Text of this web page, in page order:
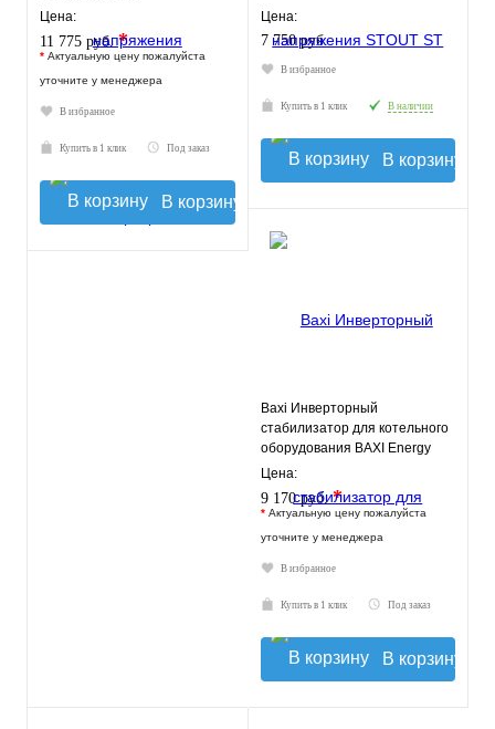
Цена:
11 775 руб.*
* Актуальную цену пожалуйста
уточните у менеджера
В избранное
Купить в 1 клик Под заказ
В корзину
Цена:
7 750 руб.
В избранное
Купить в 1 клик В наличии
В корзину
Baxi Инверторный
стабилизатор для котельного
оборудования BAXI Energy
400
Цена:
9 170 руб.*
* Актуальную цену пожалуйста
уточните у менеджера
В избранное
Купить в 1 клик Под заказ
В корзину